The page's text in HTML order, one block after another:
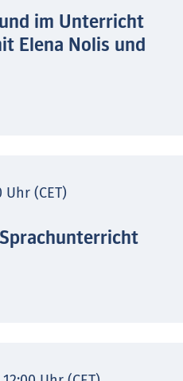
im Unterricht
Elena Nolis und
Uhr (CET)